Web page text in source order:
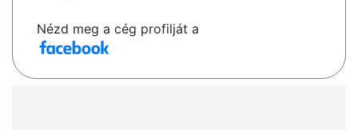
Nézd meg a cég profilját a